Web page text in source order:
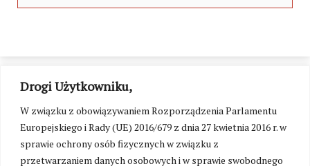
Drogi Użytkowniku,
W związku z obowiązywaniem Rozporządzenia Parlamentu
Europejskiego i Rady (UE) 2016/679 z dnia 27 kwietnia 2016 r. w
sprawie ochrony osób fizycznych w związku z
przetwarzaniem danych osobowych i w sprawie swobodnego